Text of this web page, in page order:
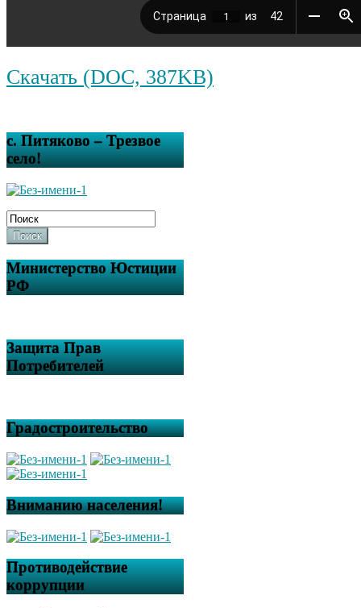
Скачать (DOC, 387KB)
с. Питяково – Трезвое
село!
Поиск
Министерство Юстиции
РФ
Защита Прав
Потребителей
Градостроительство
Вниманию населения!
Противодействие
коррупции